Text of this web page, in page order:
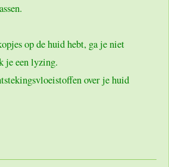
op de huid hebt, ga je niet
je een lyzing.
over je huid